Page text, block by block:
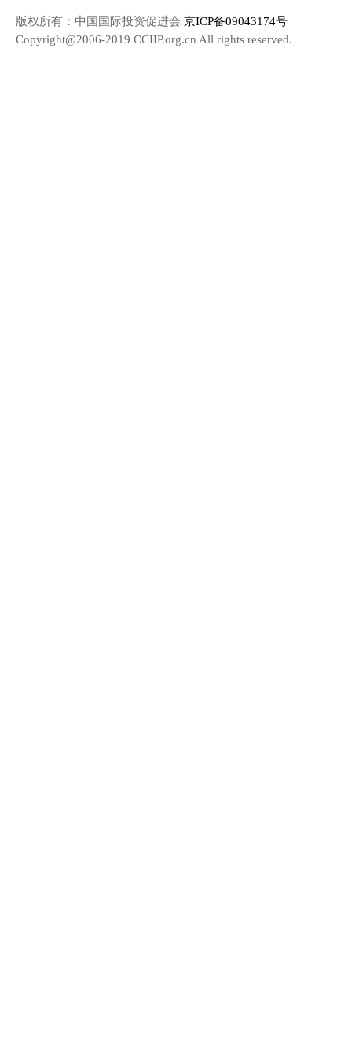
版权所有：中国国际投资促进会 京ICP备09043174号
Copyright@2006-2019 CCIIP.org.cn All rights reserved.